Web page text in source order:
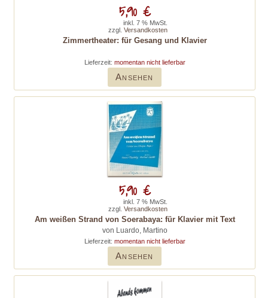
Zimmertheater: für Gesang und Klavier
Lieferzeit: momentan nicht lieferbar
Ansehen
5,90 €
inkl. 7 % MwSt.
zzgl. Versandkosten
Am weißen Strand von Soerabaya: für Klavier mit Text
von Luardo, Martino
Lieferzeit: momentan nicht lieferbar
Ansehen
5,90 €
inkl. 7 % MwSt.
zzgl. Versandkosten